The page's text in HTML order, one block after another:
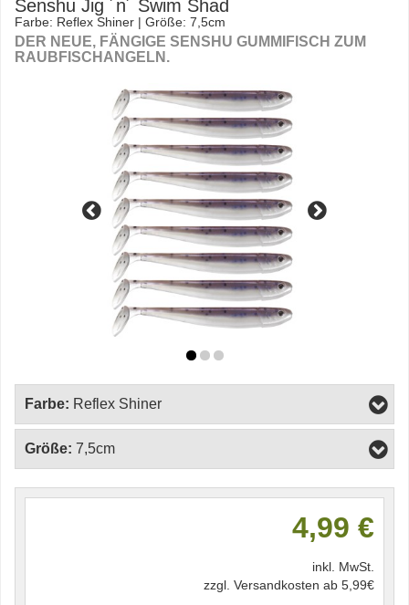
Senshu Jig ´n´ Swim Shad
Farbe: Reflex Shiner | Größe: 7,5cm
DER NEUE, FÄNGIGE SENSHU GUMMIFISCH ZUM
RAUBFISCHANGELN.
Farbe: Reflex Shiner
Größe: 7,5cm
4,99 €
inkl. MwSt.
zzgl. Versandkosten ab 5,99€